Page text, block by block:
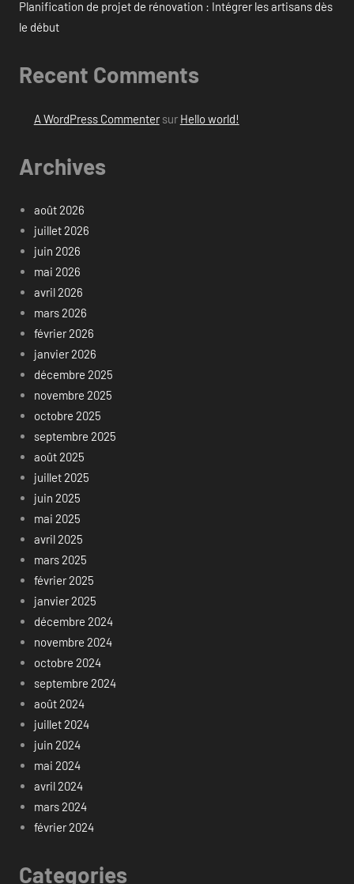
Planification de projet de rénovation : Intégrer les artisans dès
le début
Recent Comments
A WordPress Commentersur Hello world!
Archives
août 2026
juillet 2026
juin 2026
mai 2026
avril 2026
mars 2026
février 2026
janvier 2026
décembre 2025
novembre 2025
octobre 2025
septembre 2025
août 2025
juillet 2025
juin 2025
mai 2025
avril 2025
mars 2025
février 2025
janvier 2025
décembre 2024
novembre 2024
octobre 2024
septembre 2024
août 2024
juillet 2024
juin 2024
mai 2024
avril 2024
mars 2024
février 2024
Categories